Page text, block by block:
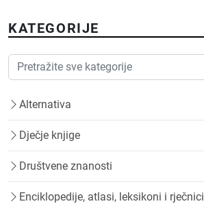
KATEGORIJE
Alternativa
Dječje knjige
Društvene znanosti
Enciklopedije, atlasi, leksikoni i rječnici